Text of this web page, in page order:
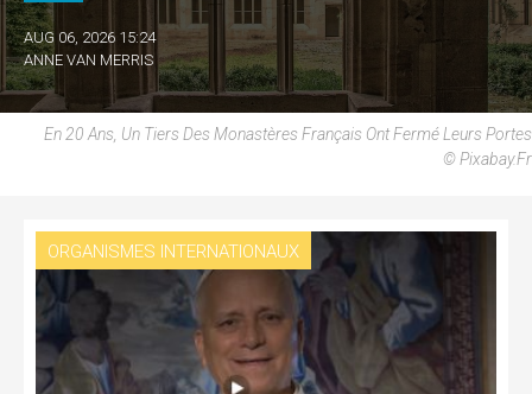
AUG 06, 2026 15:24
ANNE VAN MERRIS
En 20 Ans, Un Tiers Des Monastères Français Ont Fermé Leurs Portes
© Pixabay.fr
ORGANISMES INTERNATIONAUX